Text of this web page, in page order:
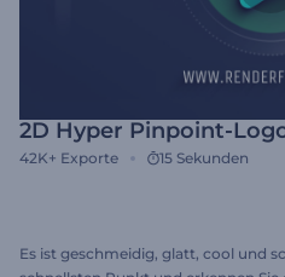
2D Hyper Pinpoint-
42K+ Exporte 15 Sekunden
Es ist geschmeidig, glatt, cool und